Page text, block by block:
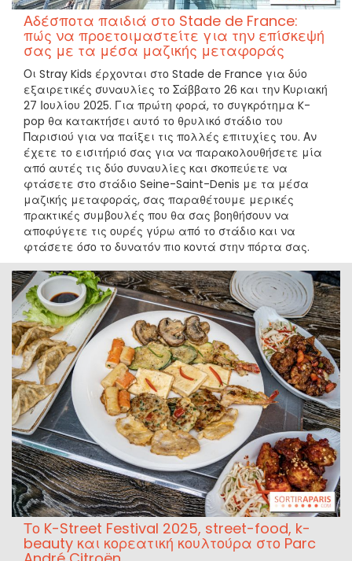
Αδέσποτα παιδιά στο Stade de France:
πώς να προετοιμαστείτε για την επίσκεψή
σας με τα μέσα μαζικής μεταφοράς
Οι Stray Kids έρχονται στο Stade de France για δύο
εξαιρετικές συναυλίες το Σάββατο 26 και την Κυριακή
27 Ιουλίου 2025. Για πρώτη φορά, το συγκρότημα K-
pop θα κατακτήσει αυτό το θρυλικό στάδιο του
Παρισιού για να παίξει τις πολλές επιτυχίες του. Αν
έχετε το εισιτήριό σας για να παρακολουθήσετε μία
από αυτές τις δύο συναυλίες και σκοπεύετε να
φτάσετε στο στάδιο Seine-Saint-Denis με τα μέσα
μαζικής μεταφοράς, σας παραθέτουμε μερικές
πρακτικές συμβουλές που θα σας βοηθήσουν να
αποφύγετε τις ουρές γύρω από το στάδιο και να
φτάσετε όσο το δυνατόν πιο κοντά στην πόρτα σας.
Το K-Street Festival 2025, street-food, k-
beauty και κορεατική κουλτούρα στο Parc